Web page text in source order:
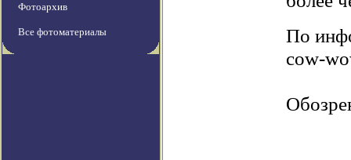
Фотоархив
Все фотоматериалы
По
cow-